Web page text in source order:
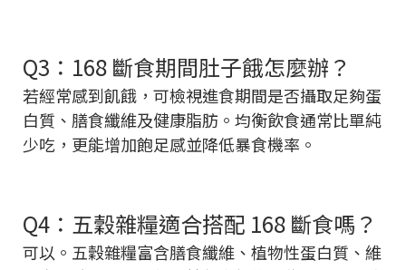
Q3：168 斷食期間肚子餓怎麼辦？
若經常感到飢餓，可檢視進食期間是否攝取足夠蛋
白質、膳食纖維及健康脂肪。均衡飲食通常比單純
少吃，更能增加飽足感並降低暴食機率。
Q4：五穀雜糧適合搭配 168 斷食嗎？
可以。五穀雜糧富含膳食纖維、植物性蛋白質、維